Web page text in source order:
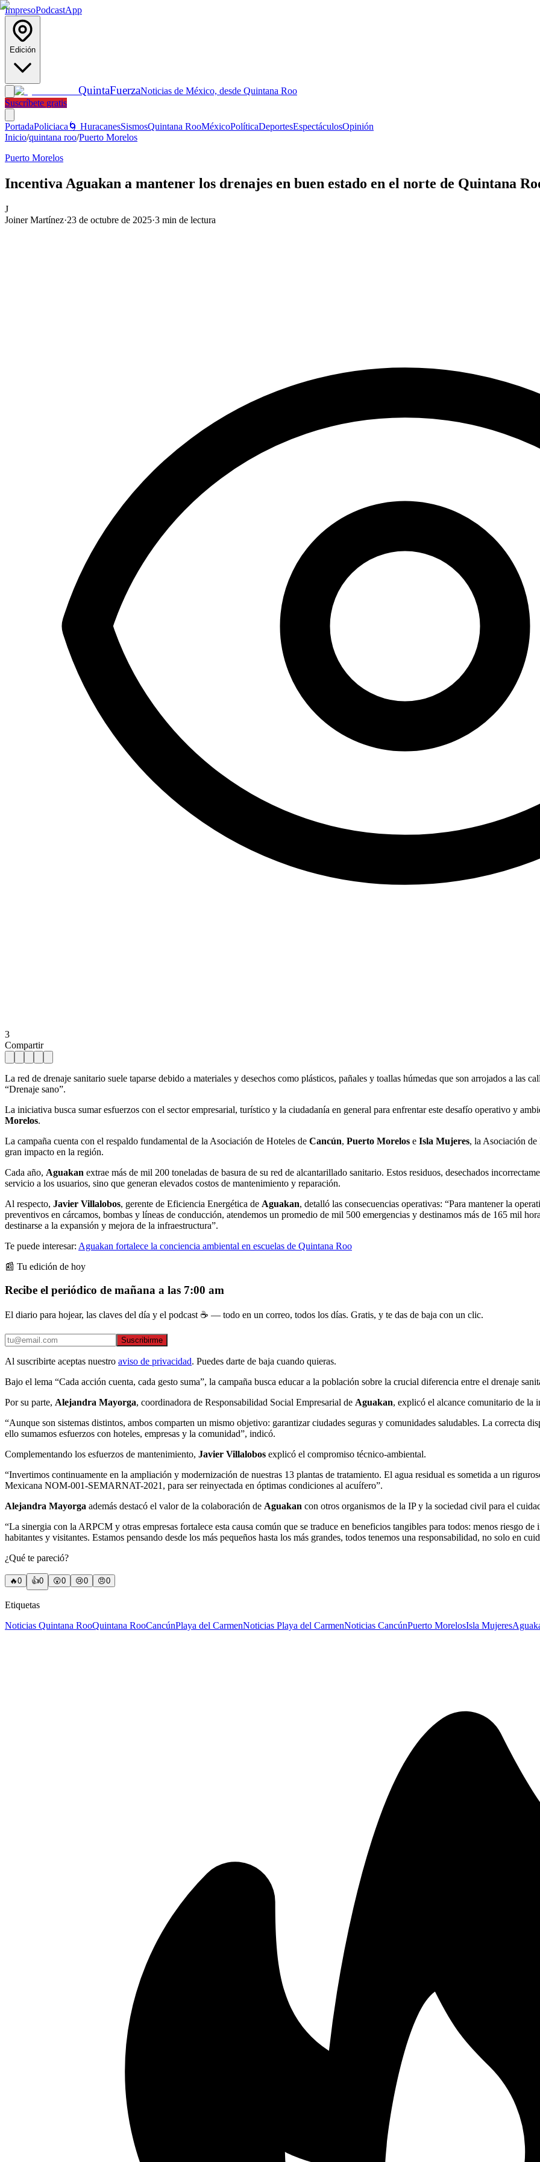
ImpresoPodcastApp
Edición
QuintaFuerzaNoticias de México, desde Quintana Roo
Suscríbete gratis
PortadaPoliciaca 🌀 HuracanesSismosQuintana RooMéxicoPolíticaDeportesEspectáculosOpinión
Inicio/quintana roo/Puerto Morelos
Puerto Morelos
Incentiva Aguakan a mantener los drenajes en buen estado en el norte de Quintana
J
Joiner Martínez·23 de octubre de 2025·3 min de lectura
3
Compartir
La red de drenaje sanitario suele taparse debido a materiales y desechos como plásticos, pañales y toallas húmedas que son arrojados a las
“Drenaje sano”.
La iniciativa busca sumar esfuerzos con el sector empresarial, turístico y la ciudadanía en general para enfrentar este desafío operativo y
Morelos.
La campaña cuenta con el respaldo fundamental de la Asociación de Hoteles de Cancún, Puerto Morelos e Isla Mujeres, la Asociación
gran impacto en la región.
Cada año, Aguakan extrae más de mil 200 toneladas de basura de su red de alcantarillado sanitario. Estos residuos, desechados
servicio a los usuarios, sino que generan elevados costos de mantenimiento y reparación.
Al respecto, Javier Villalobos, gerente de Eficiencia Energética de Aguakan, detalló las consecuencias operativas: “Para mantener la
preventivos en cárcamos, bombas y líneas de conducción, atendemos un promedio de mil 500 emergencias y destinamos más de 165 mil
destinarse a la expansión y mejora de la infraestructura”.
Te puede interesar: Aguakan fortalece la conciencia ambiental en escuelas de Quintana Roo
📰 Tu edición de hoy
Recibe el periódico de mañana a las 7:00 am
El diario para hojear, las claves del día y el podcast ☕ — todo en un correo, todos los días. Gratis, y te das de baja con un clic.
Suscribirme
Al suscribirte aceptas nuestro aviso de privacidad. Puedes darte de baja cuando quieras.
Bajo el lema “Cada acción cuenta, cada gesto suma”, la campaña busca educar a la población sobre la crucial diferencia entre el drenaje
Por su parte, Alejandra Mayorga, coordinadora de Responsabilidad Social Empresarial de Aguakan, explicó el alcance comunitario de la
“Aunque son sistemas distintos, ambos comparten un mismo objetivo: garantizar ciudades seguras y comunidades saludables. La correcta
ello sumamos esfuerzos con hoteles, empresas y la comunidad”, indicó.
Complementando los esfuerzos de mantenimiento, Javier Villalobos explicó el compromiso técnico-ambiental.
“Invertimos continuamente en la ampliación y modernización de nuestras 13 plantas de tratamiento. El agua residual es sometida a un
Mexicana NOM-001-SEMARNAT-2021, para ser reinyectada en óptimas condiciones al acuífero”.
Alejandra Mayorga además destacó el valor de la colaboración de Aguakan con otros organismos de la IP y la sociedad civil para el
“La sinergia con la ARPCM y otras empresas fortalece esta causa común que se traduce en beneficios tangibles para todos: menos riesgo
habitantes y visitantes. Estamos pensando desde los más pequeños hasta los más grandes, todos tenemos una responsabilidad, no solo en
¿Qué te pareció?
🔥0 👍0 😲0 😢0 😠0
Etiquetas
Noticias Quintana RooQuintana RooCancúnPlaya del CarmenNoticias Playa del CarmenNoticias CancúnPuerto MorelosIsla Mujeres